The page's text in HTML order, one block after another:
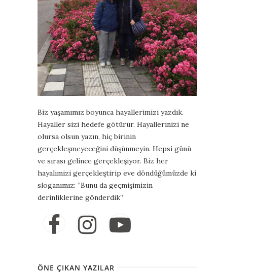
Biz yaşamımız boyunca hayallerimizi yazdık.
Hayaller sizi hedefe götürür. Hayallerinizi ne
olursa olsun yazın, hiç birinin
gerçekleşmeyeceğini düşünmeyin. Hepsi günü
ve sırası gelince gerçekleşiyor. Biz her
hayalimizi gerçekleştirip eve döndüğümüzde ki
sloganımız: “Bunu da geçmişimizin
derinliklerine gönderdik”
ÖNE ÇIKAN YAZILAR